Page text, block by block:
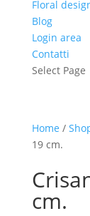
Floral
Blog
Login area
Contatti
Select Page
Home /
19 cm.
cm.